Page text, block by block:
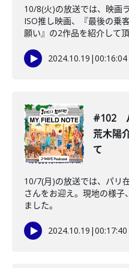
10/8(火)の放送では、映画
ISO推し映画、『最後の
願い』の2作品を紹介して頂
2024.10.19 |00:16:04
#102
荒木陽
て
10/7(月)の放送では、パリ
さんをお迎え。現地の様
ました。
2024.10.19 |00:17:40